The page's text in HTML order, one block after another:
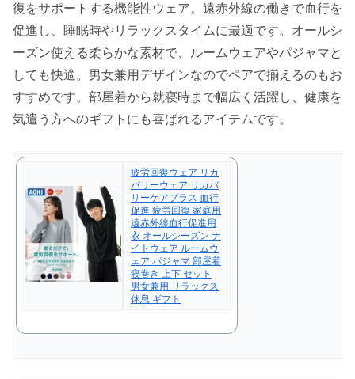
復をサポートする機能性ウェア。遠赤外線の働きで血行を
促進し、睡眠時やリラックスタイムに最適です。オールシ
ーズン使える柔らかな素材で、ルームウェアやパジャマと
しても快適。男女兼用デザインなのでペアで揃えるのもお
すすめです。部屋着から就寝時まで幅広く活躍し、健康を
気遣う方へのギフトにも喜ばれるアイテムです。
疲労回復ウェア リカ
バリーウェア リカバ
リーケアプラス 血行
促進 疲労回復 家庭用
遠赤外線血行促進用
衣 オールシーズン ナ
イトウェア ルームウ
ェア パジャマ 部屋着
寝巻き 上下 セット
男女兼用 リラックス
休息 ギフト